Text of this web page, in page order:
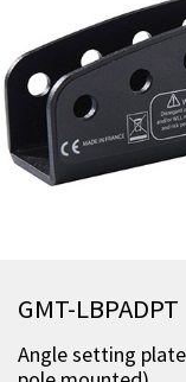
GMT-LBPADPT
Angle setting